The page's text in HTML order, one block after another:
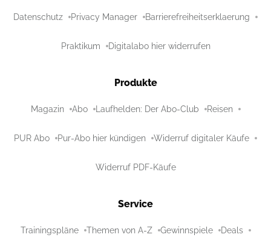
Datenschutz Privacy Manager Barrierefreiheitserklaerung
Praktikum Digitalabo hier widerrufen
Produkte
Magazin Abo Laufhelden: Der Abo-Club Reisen
PUR Abo Pur-Abo hier kündigen Widerruf digitaler Käufe
Widerruf PDF-Käufe
Service
Trainingspläne Themen von A-Z Gewinnspiele Deals